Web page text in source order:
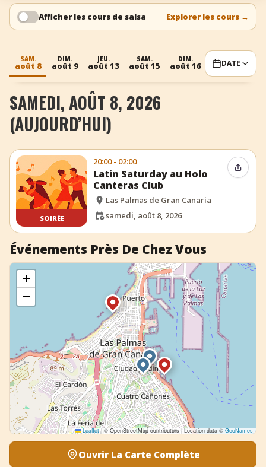
+ Ajouter un événement
Afficher les cours de salsa Explorer les cours →
SAM.
août 8
DIM.
août 9
JEU.
août 13
SAM.
août 15
DIM.
août 16
JEU.
août 20
DATE
SAMEDI, AOÛT 8, 2026
(AUJOURD’HUI)
SOIRÉE
20:00 - 02:00
Latin Saturday au Holo
Canteras Club
Las Palmas de Gran Canaria
samedi, août 8, 2026
Événements Près De Chez Vous
+
−
Leaflet |© OpenStreetMap contributors | Location data ©GeoNames
Ouvrir La Carte Complète